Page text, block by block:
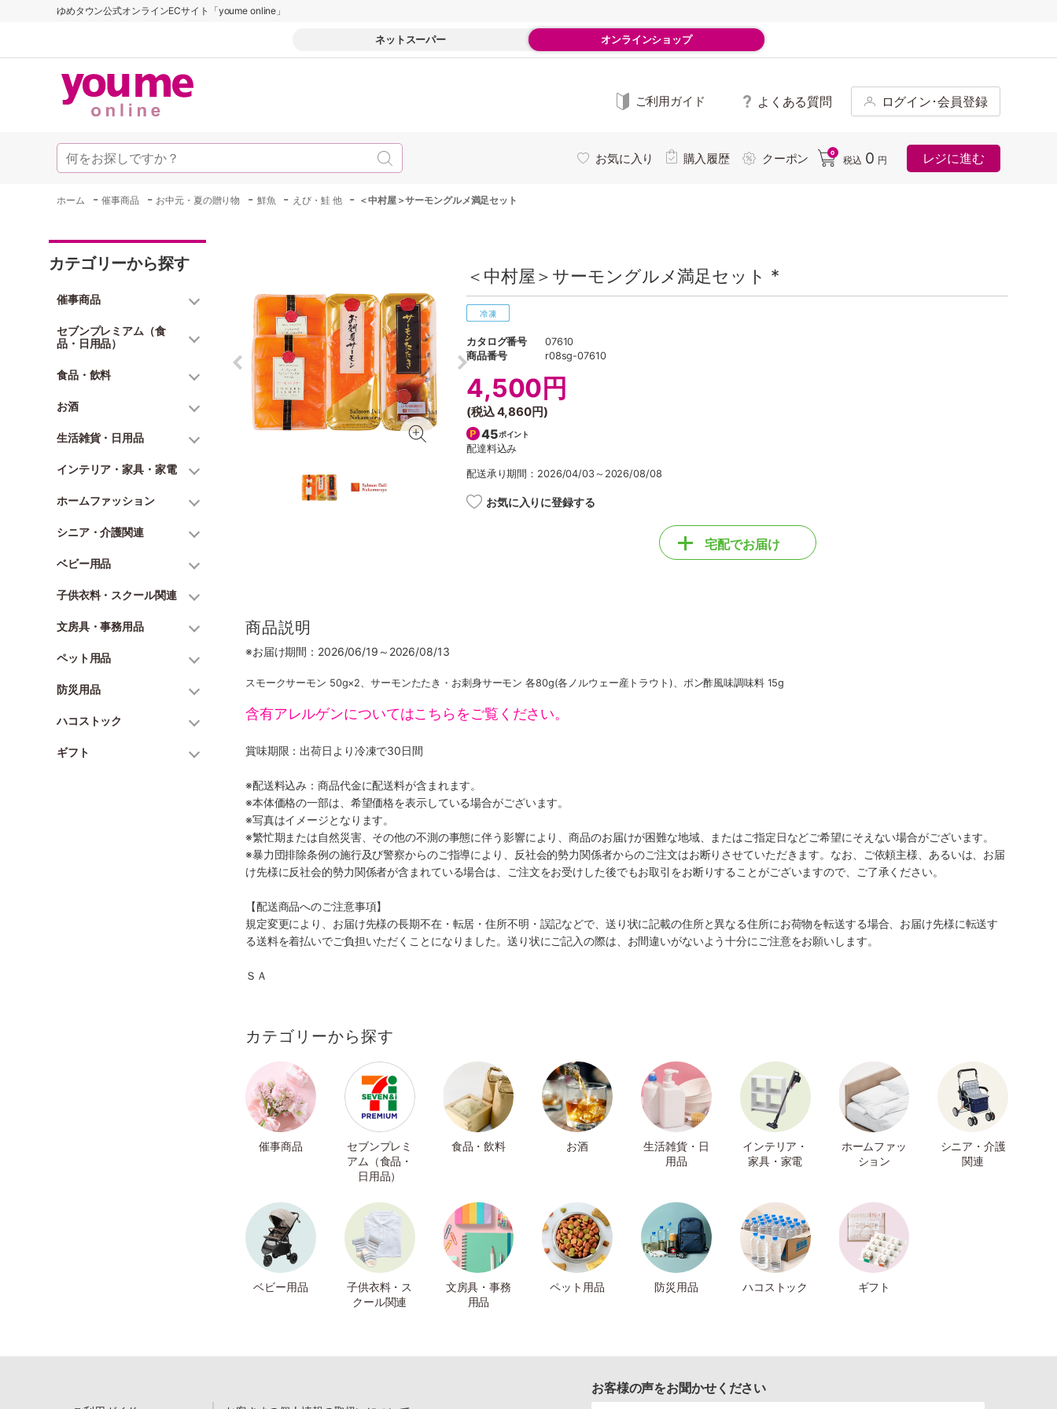
ゆめタウン公式オンラインECサイト「youme online」
ネットスーパー オンラインショップ
ご利用ガイド よくある質問 ログイン･会員登録
お気に入り 購入履歴 クーポン 0
税込 0 円 レジに進む
ホーム -催事商品 - お中元・夏の贈り物 - 鮮魚 - えび・鮭 他 - ＜中村屋＞サーモングルメ満足セット
カテゴリーから探す
催事商品
セブンプレミアム（食
品・日用品）
食品・飲料
お酒
生活雑貨・日用品
インテリア・家具・家電
ホームファッション
シニア・介護関連
ベビー用品
子供衣料・スクール関連
文房具・事務用品
ペット用品
防災用品
ハコストック
ギフト
＜中村屋＞サーモングルメ満足セット *
カタログ番号
07610
商品番号
r08sg-07610
4,500円
(税込4,860円)
45ポイント
配達料込み
配送承り期間：2026/04/03～2026/08/08
お気に入りに登録する
宅配でお届け
商品説明
※お届け期間：2026/06/19～2026/08/13
スモークサーモン 50g×2、サーモンたたき・お刺身サーモン 各80g(各ノルウェー産トラウト)、ポン酢風味調味料 15g
含有アレルゲンについてはこちらをご覧ください。
賞味期限：出荷日より冷凍で30日間
※配送料込み：商品代金に配送料が含まれます。
※本体価格の一部は、希望価格を表示している場合がございます。
※写真はイメージとなります。
※繁忙期または自然災害、その他の不測の事態に伴う影響により、商品のお届けが困難な地域、またはご指定日などご希望にそえない場合がございます。
※暴力団排除条例の施行及び警察からのご指導により、反社会的勢力関係者からのご注文はお断りさせていただきます。なお、ご依頼主様、あるいは、お届
け先様に反社会的勢力関係者が含まれている場合は、ご注文をお受けした後でもお取引をお断りすることがございますので、ご了承ください。
【配送商品へのご注意事項】
規定変更により、お届け先様の長期不在・転居・住所不明・誤記などで、送り状に記載の住所と異なる住所にお荷物を転送する場合、お届け先様に転送す
る送料を着払いでご負担いただくことになりました。送り状にご記入の際は、お間違いがないよう十分にご注意をお願いします。
ＳＡ
カテゴリーから探す
催事商品
セブンプレミ
アム（食品・
日用品）
食品・飲料 お酒
生活雑貨・日
用品
インテリア・
家具・家電
ホームファッ
ション
シニア・介護
関連
ベビー用品
子供衣料・ス
クール関連
文房具・事務
用品
ペット用品 防災用品 ハコストック ギフト
お客様の声をお聞かせください